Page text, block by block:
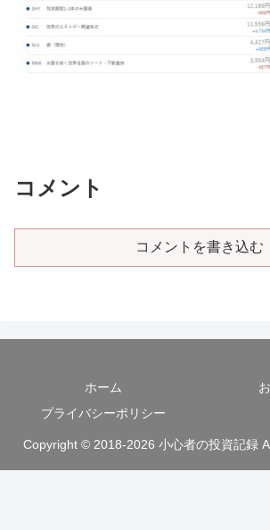
コメント
コメントを書き込む
ホーム
プライバシーポリシー
Copyright © 2018-2026 小心者の投資記録